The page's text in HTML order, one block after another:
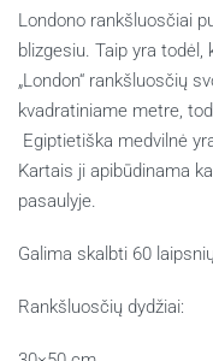
Londono rankšluosčiai
blizgesiu. Taip yra todėl,
„London“ rankšluosčių
kvadratiniame metre,
Egiptietiška medvilnė
Kartais ji apibūdinama
pasaulyje.
Galima skalbti 60
Rankšluosčių dydžiai: